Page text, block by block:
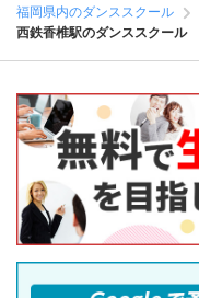
福岡県内のダンススクール
西鉄香椎駅のダンススクール